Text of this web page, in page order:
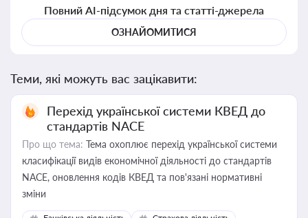
Повний AI-підсумок дня та статті-джерела
ОЗНАЙОМИТИСЯ
Теми, які можуть вас зацікавити:
Перехід української системи КВЕД до
стандартів NACE
Про що тема: Тема охоплює перехід української системи
класифікації видів економічної діяльності до стандартів
NACE, оновлення кодів КВЕД та пов'язані нормативні
зміни